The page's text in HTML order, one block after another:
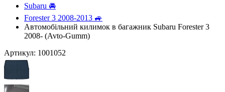
Subaru 🚘
Forester 3 2008-2013 🚙
Автомобільний килимок в багажник Subaru Forester 3
2008- (Avto-Gumm)
Артикул: 1001052